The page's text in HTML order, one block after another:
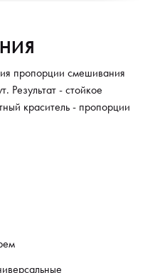
пропорции смешивания
Результат - стойкое
краситель - пропорции